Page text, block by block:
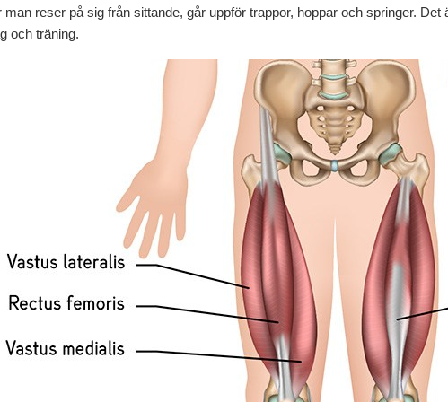
man reser på sig från sittande, går uppför trappor, hoppar och springer.
och träning.